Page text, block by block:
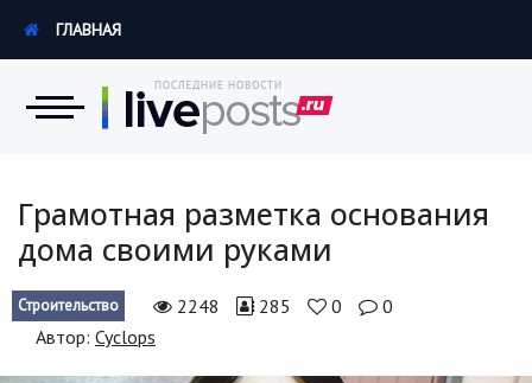
Экономика
Происшествия
ГЛАВНАЯ
Грамотная разметка основания
дома своими руками
Строительство 2248 285 0
0
Автор: Cyclops